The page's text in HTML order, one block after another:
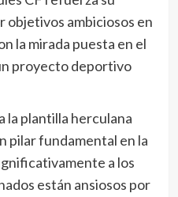
objetivos ambiciosos en
la mirada puesta en el
proyecto deportivo
la plantilla herculana
pilar fundamental en la
a los
están ansiosos por